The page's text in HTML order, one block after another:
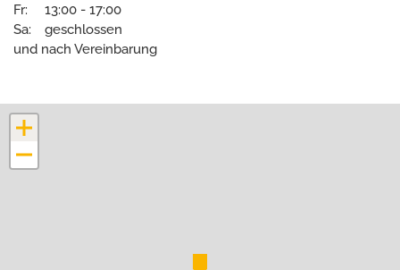
Fr:
13:00 - 17:00
Sa:
geschlossen
und nach Vereinbarung
+
−